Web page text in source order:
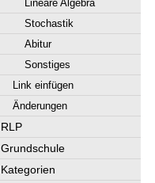
Lineare Algebra
Stochastik
Abitur
Sonstiges
Link einfügen
Änderungen
RLP
Grundschule
Kategorien